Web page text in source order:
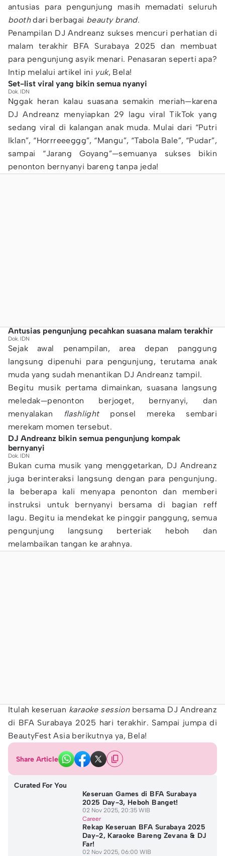
antusias para pengunjung masih memadati seluruh
boothdari berbagai beauty brand.
Penampilan DJ Andreanz sukses mencuri perhatian di
malam terakhir BFA Surabaya 2025 dan membuat
para pengunjung asyik menari. Penasaran seperti apa?
Intip melalui artikel ini yuk, Bela!
Set-list viral yang bikin semua nyanyi
Dok. IDN
Nggak heran kalau suasana semakin meriah—karena
DJ Andreanz menyiapkan 29 lagu viral TikTok yang
sedang viral di kalangan anak muda. Mulai dari “Putri
Iklan”, “Horrreeeggg”, “Mangu”, “Tabola Bale”, “Pudar”,
sampai “Jarang Goyang”—semuanya sukses bikin
penonton bernyanyi bareng tanpa jeda!
Antusias pengunjung pecahkan suasana malam terakhir
Dok. IDN
Sejak awal penampilan, area depan panggung
langsung dipenuhi para pengunjung, terutama anak
muda yang sudah menantikan DJ Andreanz tampil.
Begitu musik pertama dimainkan, suasana langsung
meledak—penonton berjoget, bernyanyi, dan
menyalakan flashlightponsel mereka sembari
merekam momen tersebut.
DJ Andreanz bikin semua pengunjung kompak
bernyanyi
Dok. IDN
Bukan cuma musik yang menggetarkan, DJ Andreanz
juga berinteraksi langsung dengan para pengunjung.
Ia beberapa kali menyapa penonton dan memberi
instruksi untuk bernyanyi bersama di bagian reff
lagu. Begitu ia mendekat ke pinggir panggung, semua
pengunjung langsung berteriak heboh dan
melambaikan tangan ke arahnya.
Itulah keseruan karaoke sessionbersama DJ Andreanz
di BFA Surabaya 2025 hari terakhir. Sampai jumpa di
BeautyFest Asia berikutnya ya, Bela!
Share Article
Curated For You
Keseruan Games di BFA Surabaya
2025 Day-3, Heboh Banget!
02 Nov 2025, 20:35 WIB
Career
Rekap Keseruan BFA Surabaya 2025
Day-2, Karaoke Bareng Zevana & DJ
Far!
02 Nov 2025, 06:00 WIB